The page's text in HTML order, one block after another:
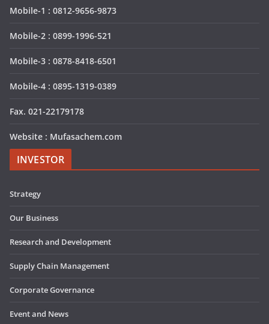
Mobile-1 : 0812-9656-9873
Mobile-2 : 0899-1996-521
Mobile-3 : 0878-8418-6501
Mobile-4 : 0895-1319-0389
Fax. 021-22179178
Website : Mufasachem.com
INVESTOR
Strategy
Our Business
Research and Development
Supply Chain Management
Corporate Governance
Event and News